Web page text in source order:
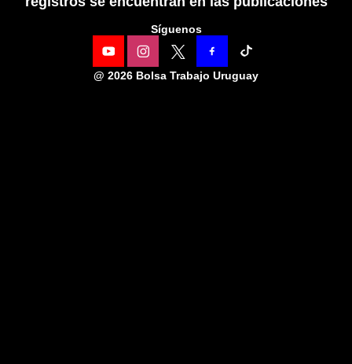
Síguenos
@ 2026 Bolsa Trabajo Uruguay